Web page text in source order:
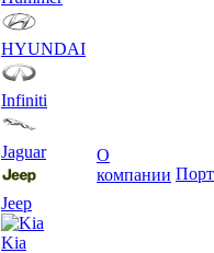
HYUNDAI
Infiniti
Jaguar
Jeep
Kia
О
компании